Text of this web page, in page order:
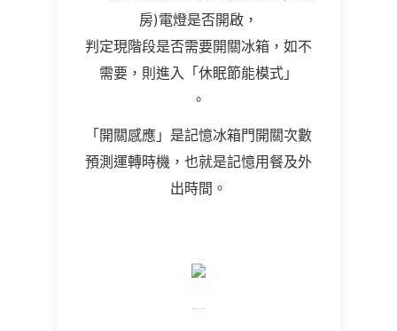
房)電燈是否開啟，
判定現階段是否需要開關冰箱，如不
需要，則進入「休眠節能模式」
。
「開關感應」是記憶冰箱門開關次數
預測運轉時機，也就是記憶用餐及外
出時間。